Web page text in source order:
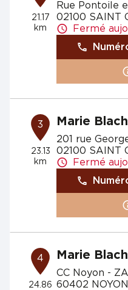
21.17
km
Rue Pontoile
02100 SAINT
Fermé
3
23.13
km
Marie
201 rue
02100 SAINT
Fermé
4
24.86
Marie
CC Noyon -
60402 NOYON